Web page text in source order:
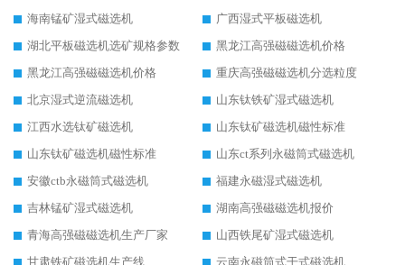
海南锰矿湿式磁选机
广西湿式平板磁选机
湖北平板磁选机选矿规格参数
黑龙江高强磁磁选机价格
黑龙江高强磁磁选机价格
重庆高强磁磁选机分选粒度
北京湿式逆流磁选机
山东钛铁矿湿式磁选机
江西水选钛矿磁选机
山东钛矿磁选机磁性标准
山东钛矿磁选机磁性标准
山东ct系列永磁筒式磁选机
安徽ctb永磁筒式磁选机
福建永磁湿式磁选机
吉林锰矿湿式磁选机
湖南高强磁磁选机报价
青海高强磁磁选机生产厂家
山西铁尾矿湿式磁选机
甘肃铁矿磁选机生产线
云南永磁筒式干式磁选机